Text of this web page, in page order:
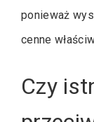
ponieważ
cenne
Czy